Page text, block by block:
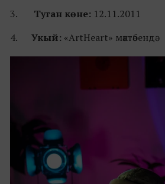
3. Туган көне: 12.11.2011
4. Укый: «ArtHeart» мәктәбендә